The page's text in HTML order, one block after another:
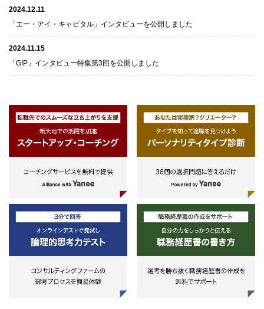
2024.12.11
「エー・アイ・キャピタル」インタビューを公開しました
2024.11.15
「GIP」インタビュー特集第3回を公開しました